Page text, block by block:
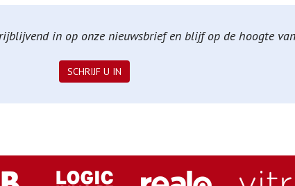
in op onze nieuwsbrief en blijf op de hoogte
SCHRIJF U IN